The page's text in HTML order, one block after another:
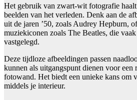
Het gebruik van zwart-wit fotografie
beelden van het verleden. Denk aan de
uit de jaren ’50, zoals Audrey Hepburn,
muziekiconen zoals The Beatles, die
vastgelegd.
Deze tijdloze afbeeldingen passen
kunnen als uitgangspunt dienen voor een
fotowand. Het biedt een unieke kans om
middels je interieur.